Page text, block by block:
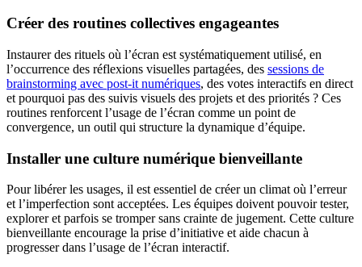
Créer des routines collectives engageantes
Instaurer des rituels où l’écran est systématiquement utilisé, en
l’occurrence des réflexions visuelles partagées, des sessions de
brainstorming avec post-it numériques, des votes interactifs en direct
et pourquoi pas des suivis visuels des projets et des priorités ? Ces
routines renforcent l’usage de l’écran comme un point de
convergence, un outil qui structure la dynamique d’équipe.
Installer une culture numérique bienveillante
Pour libérer les usages, il est essentiel de créer un climat où l’erreur
et l’imperfection sont acceptées. Les équipes doivent pouvoir tester,
explorer et parfois se tromper sans crainte de jugement. Cette culture
bienveillante encourage la prise d’initiative et aide chacun à
progresser dans l’usage de l’écran interactif.